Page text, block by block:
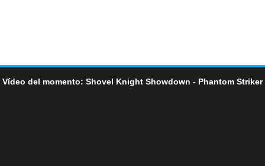
Vídeo del momento: Shovel Knight Showdown - Phantom Striker